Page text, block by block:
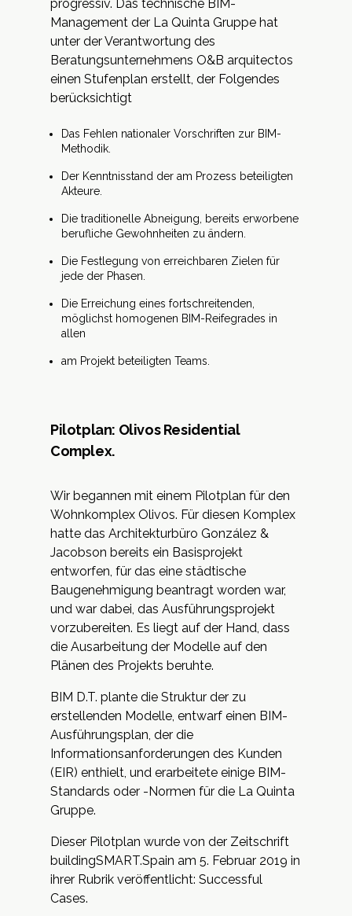
progressiv. Das technische BIM-
Management der La Quinta Gruppe hat
unter der Verantwortung des
Beratungsunternehmens O&B arquitectos
einen Stufenplan erstellt, der Folgendes
berücksichtigt
Das Fehlen nationaler Vorschriften zur BIM-
Methodik.
Der Kenntnisstand der am Prozess beteiligten
Akteure.
Die traditionelle Abneigung, bereits erworbene
berufliche Gewohnheiten zu ändern.
Die Festlegung von erreichbaren Zielen für
jede der Phasen.
Die Erreichung eines fortschreitenden,
möglichst homogenen BIM-Reifegrades in
allen
am Projekt beteiligten Teams.
Pilotplan: Olivos Residential
Complex.
Wir begannen mit einem Pilotplan für den
Wohnkomplex Olivos. Für diesen Komplex
hatte das Architekturbüro González &
Jacobson bereits ein Basisprojekt
entworfen, für das eine städtische
Baugenehmigung beantragt worden war,
und war dabei, das Ausführungsprojekt
vorzubereiten. Es liegt auf der Hand, dass
die Ausarbeitung der Modelle auf den
Plänen des Projekts beruhte.
BIM D.T. plante die Struktur der zu
erstellenden Modelle, entwarf einen BIM-
Ausführungsplan, der die
Informationsanforderungen des Kunden
(EIR) enthielt, und erarbeitete einige BIM-
Standards oder -Normen für die La Quinta
Gruppe.
Dieser Pilotplan wurde von der Zeitschrift
buildingSMART.Spain am 5. Februar 2019 in
ihrer Rubrik veröffentlicht: Successful
Cases.